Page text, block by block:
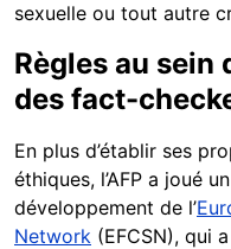
sexuelle ou tout autre
Règles au sein
des fact-
En plus d’établir ses
éthiques, l’AFP a joué
développement de l’
Network (EFCSN), qui